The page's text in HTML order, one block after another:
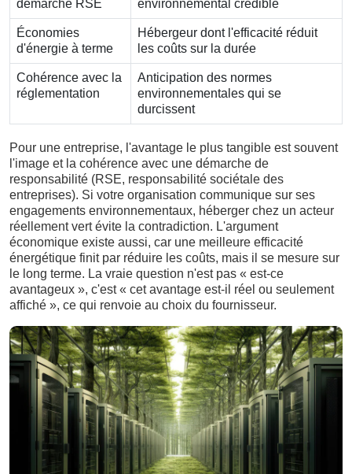
démarche RSE
environnemental crédible
Économies
d'énergie à terme
Hébergeur dont l'efficacité réduit
les coûts sur la durée
Cohérence avec la
réglementation
Anticipation des normes
environnementales qui se
durcissent
Pour une entreprise, l'avantage le plus tangible est souvent
l'image et la cohérence avec une démarche de
responsabilité (RSE, responsabilité sociétale des
entreprises). Si votre organisation communique sur ses
engagements environnementaux, héberger chez un acteur
réellement vert évite la contradiction. L'argument
économique existe aussi, car une meilleure efficacité
énergétique finit par réduire les coûts, mais il se mesure sur
le long terme. La vraie question n'est pas « est-ce
avantageux », c'est « cet avantage est-il réel ou seulement
affiché », ce qui renvoie au choix du fournisseur.